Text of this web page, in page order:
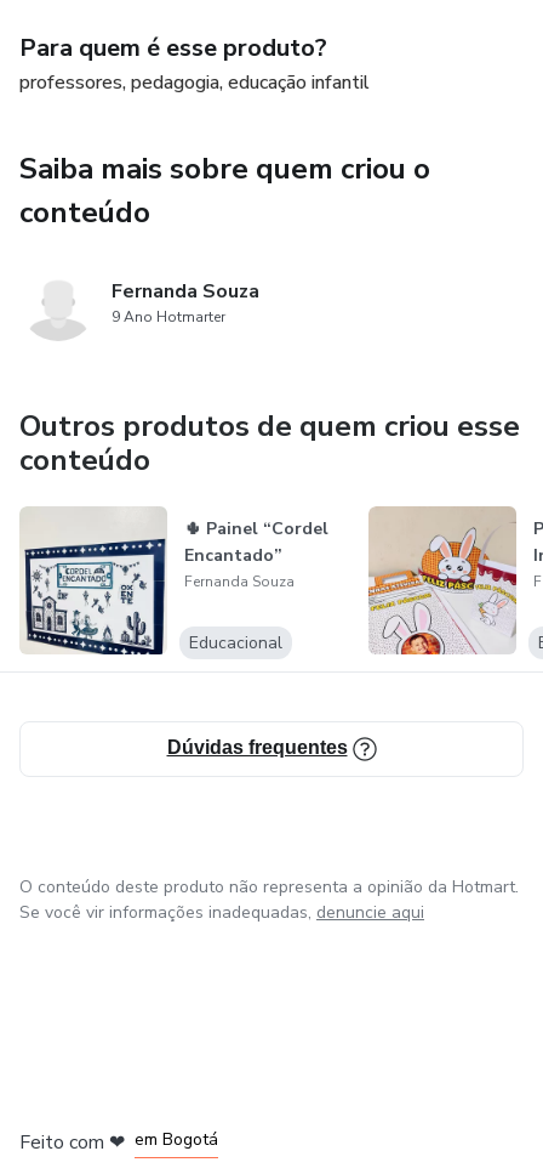
Para quem é esse produto?
professores, pedagogia, educação infantil
Saiba mais sobre quem criou o
conteúdo
Fernanda Souza
9 Ano Hotmarter
Outros produtos de quem criou esse
conteúdo
🌵 Painel “Cordel
Encantado”
Fernanda Souza
Educacional
Dúvidas frequentes
O conteúdo deste produto não representa a opinião da Hotmart.
Se você vir informações inadequadas, denuncie aqui
Feito com ❤ em Bogotá